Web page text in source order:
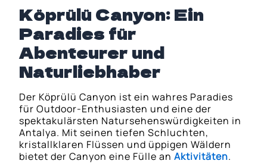
Köprülü Canyon: Ein
Paradies für
Abenteurer und
Naturliebhaber
Der Köprülü Canyon ist ein wahres Paradies
für Outdoor-Enthusiasten und eine der
spektakulärsten Natursehenswürdigkeiten in
Antalya. Mit seinen tiefen Schluchten,
kristallklaren Flüssen und üppigen Wäldern
bietet der Canyon eine Fülle anAktivitäten.